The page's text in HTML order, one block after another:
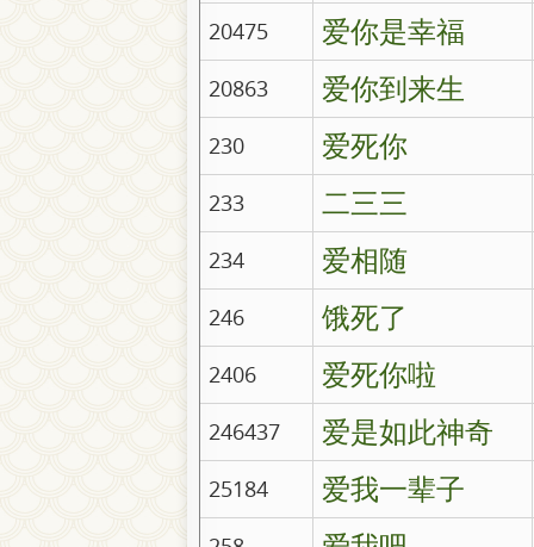
20475 爱你是幸福
20863 爱你到来生
230 爱死你
233 二三三
234 爱相随
246 饿死了
2406 爱死你啦
246437 爱是如此神奇
25184 爱我一辈子